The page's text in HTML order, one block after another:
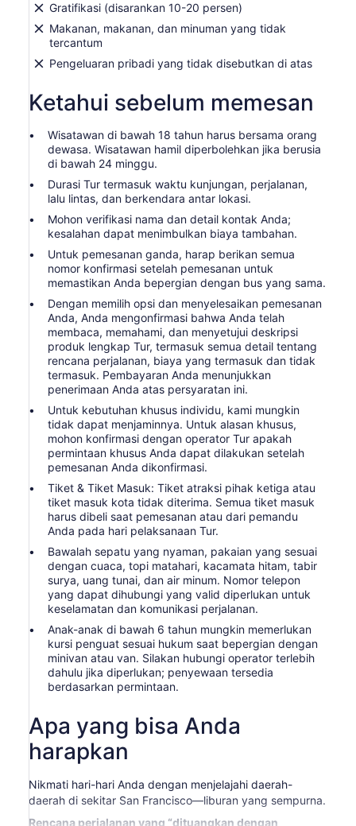
Gratifikasi (disarankan 10-20 persen)
Makanan, makanan, dan minuman yang tidak
tercantum
Pengeluaran pribadi yang tidak disebutkan di atas
Ketahui sebelum memesan
Wisatawan di bawah 18 tahun harus bersama orang
dewasa. Wisatawan hamil diperbolehkan jika berusia
di bawah 24 minggu.
Durasi Tur termasuk waktu kunjungan, perjalanan,
lalu lintas, dan berkendara antar lokasi.
Mohon verifikasi nama dan detail kontak Anda;
kesalahan dapat menimbulkan biaya tambahan.
Untuk pemesanan ganda, harap berikan semua
nomor konfirmasi setelah pemesanan untuk
memastikan Anda bepergian dengan bus yang sama.
Dengan memilih opsi dan menyelesaikan pemesanan
Anda, Anda mengonfirmasi bahwa Anda telah
membaca, memahami, dan menyetujui deskripsi
produk lengkap Tur, termasuk semua detail tentang
rencana perjalanan, biaya yang termasuk dan tidak
termasuk. Pembayaran Anda menunjukkan
penerimaan Anda atas persyaratan ini.
Untuk kebutuhan khusus individu, kami mungkin
tidak dapat menjaminnya. Untuk alasan khusus,
mohon konfirmasi dengan operator Tur apakah
permintaan khusus Anda dapat dilakukan setelah
pemesanan Anda dikonfirmasi.
Tiket & Tiket Masuk: Tiket atraksi pihak ketiga atau
tiket masuk kota tidak diterima. Semua tiket masuk
harus dibeli saat pemesanan atau dari pemandu
Anda pada hari pelaksanaan Tur.
Bawalah sepatu yang nyaman, pakaian yang sesuai
dengan cuaca, topi matahari, kacamata hitam, tabir
surya, uang tunai, dan air minum. Nomor telepon
yang dapat dihubungi yang valid diperlukan untuk
keselamatan dan komunikasi perjalanan.
Anak-anak di bawah 6 tahun mungkin memerlukan
kursi penguat sesuai hukum saat bepergian dengan
minivan atau van. Silakan hubungi operator terlebih
dahulu jika diperlukan; penyewaan tersedia
berdasarkan permintaan.
Apa yang bisa Anda
harapkan
Nikmati hari-hari Anda dengan menjelajahi daerah-
daerah di sekitar San Francisco—liburan yang sempurna.
Rencana perjalanan yang “dituangkan dengan